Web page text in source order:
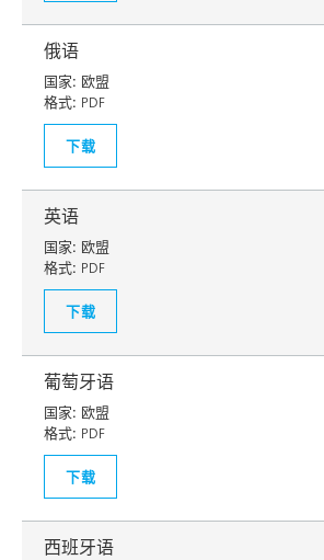
俄语
国家: 欧盟
格式: PDF
下载
英语
国家: 欧盟
格式: PDF
下载
葡萄牙语
国家: 欧盟
格式: PDF
下载
西班牙语